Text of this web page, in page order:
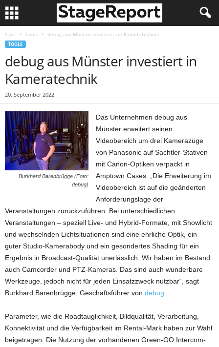
Start Tools debug aus Münster investiert in Kameratechnik
TOOLS
debug aus Münster investiert in
Kameratechnik
20. September 2022
Burkhard Barenbrügge (Foto:
debug)
Das Unternehmen debug aus
Münster erweitert seinen
Videobereich um drei Kamerazüge
von Panasonic auf Sachtler-Stativen
mit Canon-Optiken verpackt in
Amptown Cases. „Die Erweiterung im
Videobereich ist auf die geänderten
Anforderungslage der
Veranstaltungen zurückzuführen. Bei unterschiedlichen
Veranstaltungen – speziell Live- und Hybrid-Formate, mit Showlicht
und wechselnden Lichtsituationen sind eine ehrliche Optik, ein
guter Studio-Kamerabody und ein gesondertes Shading für ein
Ergebnis in Broadcast-Qualität unerlässlich. Wir haben im Bestand
auch Camcorder und PTZ-Kameras. Das sind auch wunderbare
Werkzeuge, jedoch nicht für jeden Einsatzzweck nutzbar“, sagt
Burkhard Barenbrügge, Geschäftsführer von debug
Parameter, wie die Roadtauglichkeit, Bildqualität, Verarbeitung,
Konnektivität und die Verfügbarkeit im Rental-Mark haben zur Wahl
beigetragen. Die Nutzung der vorhandenen Green-GO Intercom-